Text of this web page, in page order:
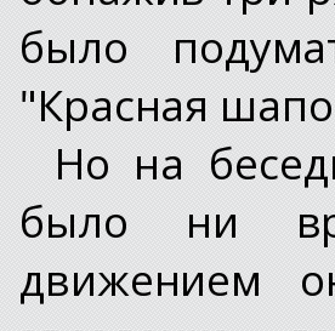
было
"Красная
Но на
было ни
движением